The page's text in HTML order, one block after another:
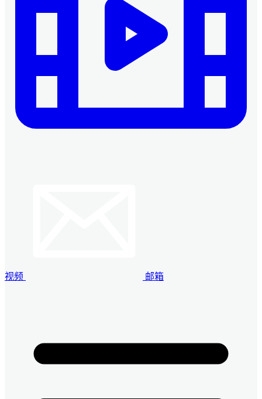
视频 邮箱